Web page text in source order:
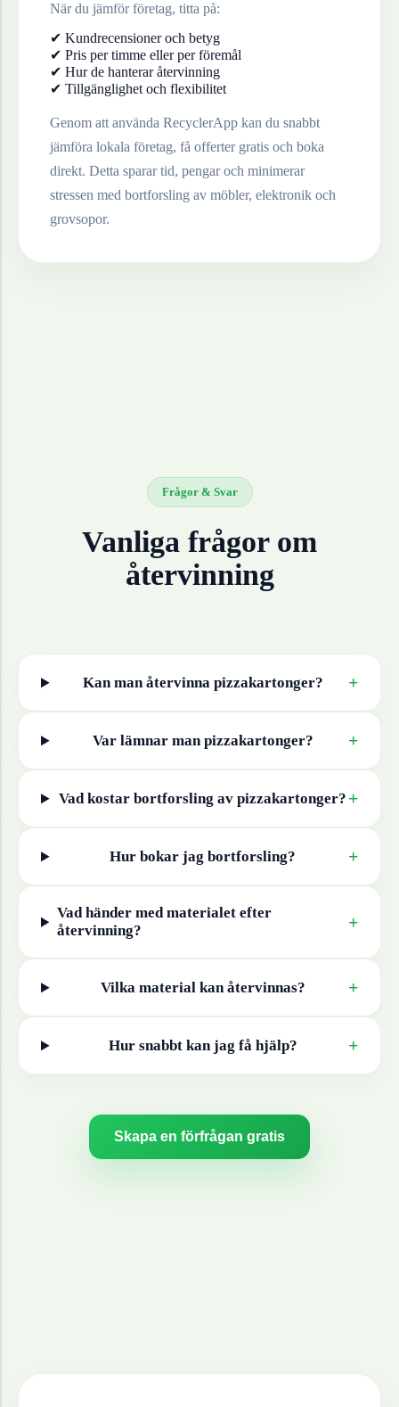
När du jämför företag, titta på:
✔ Kundrecensioner och betyg
✔ Pris per timme eller per föremål
✔ Hur de hanterar återvinning
✔ Tillgänglighet och flexibilitet
Genom att använda RecyclerApp kan du snabbt
jämföra lokala företag, få offerter gratis och boka
direkt. Detta sparar tid, pengar och minimerar
stressen med bortforsling av möbler, elektronik och
grovsopor.
Frågor & Svar
Vanliga frågor om
återvinning
Kan man återvinna pizzakartonger? +
Var lämnar man pizzakartonger? +
Vad kostar bortforsling av pizzakartonger? +
Hur bokar jag bortforsling? +
Vad händer med materialet efter
återvinning?
+
Vilka material kan återvinnas? +
Hur snabbt kan jag få hjälp? +
Skapa en förfrågan gratis